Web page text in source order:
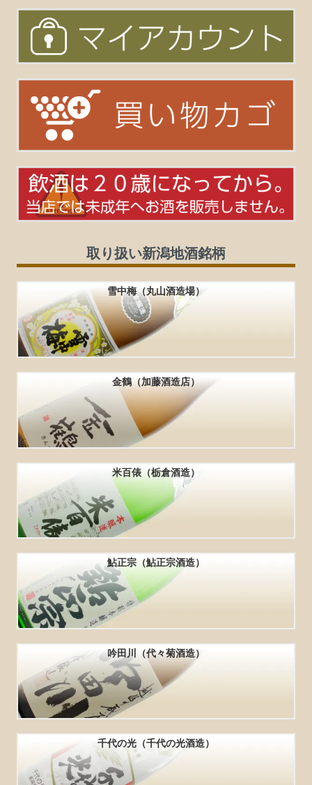
取り扱い新潟地酒銘柄
雪中梅（丸山酒造場）
金鶴（加藤酒造店）
米百俵（栃倉酒造）
鮎正宗（鮎正宗酒造）
吟田川（代々菊酒造）
千代の光（千代の光酒造）